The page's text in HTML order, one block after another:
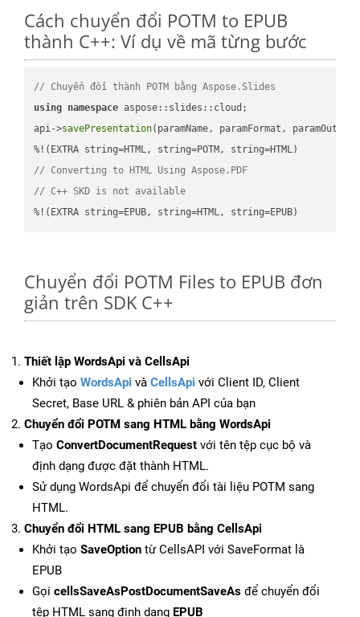
Cách chuyển đổi POTM to EPUB
thành C++: Ví dụ về mã từng bước
// Chuyển đổi thành POTM bằng Aspose.Slides
using namespace aspose::slides::cloud;
api->savePresentation(paramName, paramFormat,
// Converting to HTML Using Aspose.PDF
// C++ SKD is not available
%!(EXTRA string=EPUB, string=HTML, string=EPUB)
Chuyển đổi POTM Files to EPUB đơn
giản trên SDK C++
Thiết lập WordsApi và CellsApi
Khởi tạo WordsApi và CellsApi với Client ID, Client
Secret, Base URL & phiên bản API của bạn
Chuyển đổi POTM sang HTML bằng WordsApi
Tạo ConvertDocumentRequest với tên tệp cục bộ và
định dạng được đặt thành HTML.
Sử dụng WordsApi để chuyển đổi tài liệu POTM sang
HTML.
Chuyển đổi HTML sang EPUB bằng CellsApi
Khởi tạo SaveOption từ CellsAPI với SaveFormat là
EPUB
Gọi cellsSaveAsPostDocumentSaveAs để chuyển đổi
tệp HTML sang định dạng EPUB